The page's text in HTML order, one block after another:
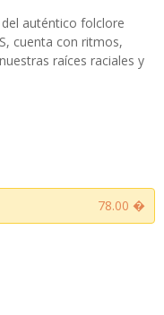
auténtico folclore
cuenta con ritmos,
raíces raciales y
78.00 �